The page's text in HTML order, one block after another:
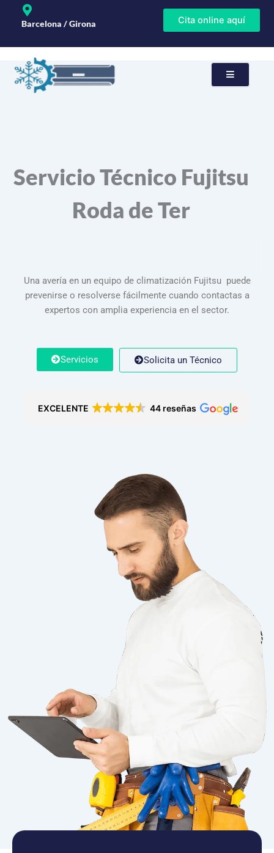
Barcelona / Girona Cita online aquí
Servicio Técnico Fujitsu
Roda de Ter
Una avería en un equipo de climatización Fujitsu puede
prevenirse o resolverse fácilmente cuando contactas a
expertos con amplia experiencia en el sector.
Servicios Solicita un Técnico
EXCELENTE 44 reseñas